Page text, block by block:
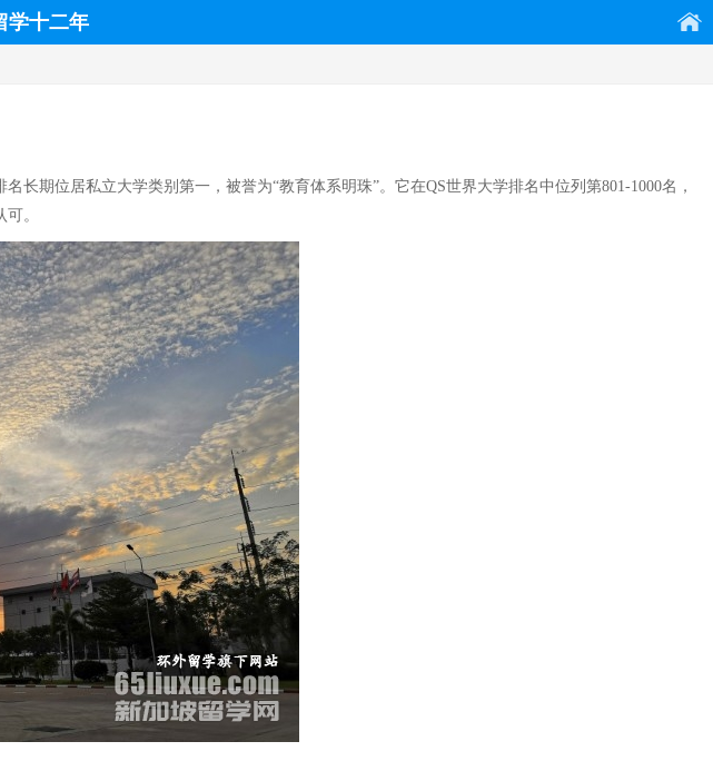
学十二年
期位居私立大学类别第一，被誉为“教育体系明珠”。它在QS世界大学排名中位列第801-1000名，
。